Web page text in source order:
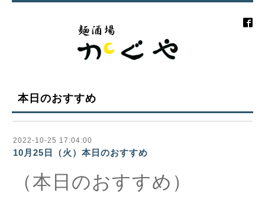
本日のおすすめ
2022-10-25 17:04:00
10月25日（火）本日のおすすめ
（本日のおすすめ）